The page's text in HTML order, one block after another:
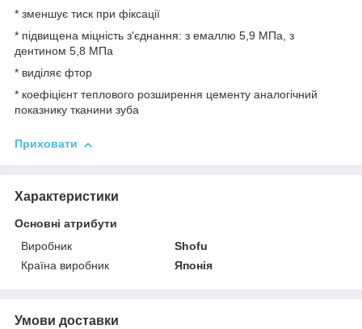
* зменшує тиск при фіксації
* підвищена міцність з'єднання: з емаллю 5,9 МПа, з
дентином 5,8 МПа
* виділяє фтор
* коефіцієнт теплового розширення цементу аналогічний
показнику тканини зуба
Приховати
Характеристики
Основні атрибути
Виробник
Shofu
Країна виробник
Японія
Умови доставки